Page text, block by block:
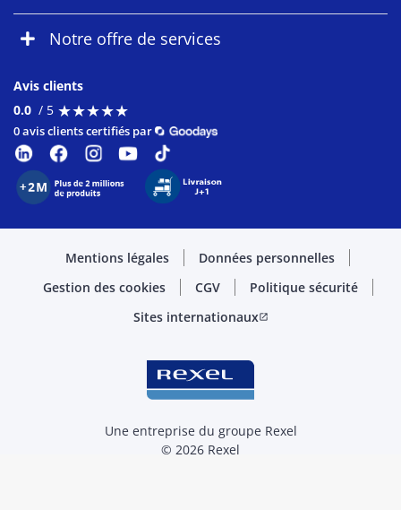
Notre offre de services
Avis clients
0.0 / 5 ★★★★★
★★★★★
0 avis clients certifiés par
Mentions légales
Données personnelles
Gestion des cookies
CGV
Politique sécurité
Sites internationauxopen_in_new
Une entreprise du groupe Rexel
© 2026 Rexel